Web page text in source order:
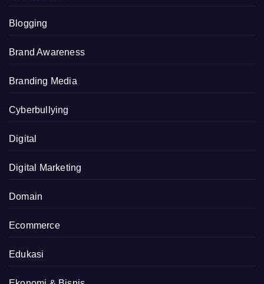
Blogging
Brand Awareness
Branding Media
Cyberbullying
Digital
Digital Marketing
Domain
Ecommerce
Edukasi